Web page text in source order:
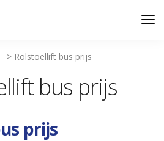
> Rolstoellift bus prijs
bus prijs
prijs